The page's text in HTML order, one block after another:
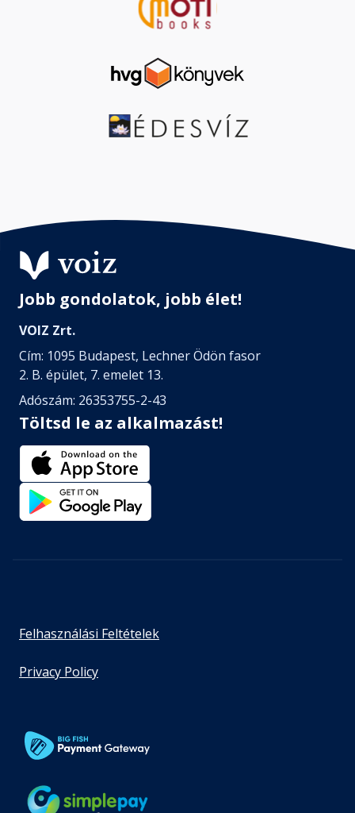
Jobb gondolatok, jobb élet!
VOIZ Zrt.
Cím: 1095 Budapest, Lechner Ödön fasor
2. B. épület, 7. emelet 13.
Adószám: 26353755-2-43
Töltsd le az alkalmazást!
Felhasználási Feltételek
Privacy Policy